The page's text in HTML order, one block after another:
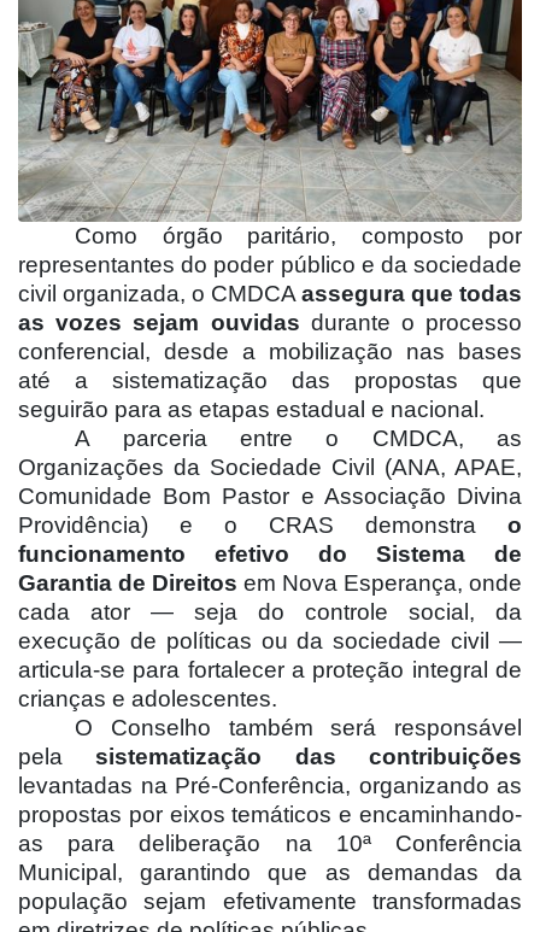
Como órgão paritário, composto por
representantes do poder público e da sociedade
civil organizada, o CMDCA assegura que todas
as vozes sejam ouvidas durante o processo
conferencial, desde a mobilização nas bases
até a sistematização das propostas que
seguirão para as etapas estadual e nacional.
A parceria entre o CMDCA, as
Organizações da Sociedade Civil (ANA, APAE,
Comunidade Bom Pastor e Associação Divina
Providência) e o CRAS demonstra o
funcionamento efetivo do Sistema de
Garantia de Direitos em Nova Esperança, onde
cada ator — seja do controle social, da
execução de políticas ou da sociedade civil —
articula-se para fortalecer a proteção integral de
crianças e adolescentes.
O Conselho também será responsável
pelasistematização das contribuições
levantadas na Pré-Conferência, organizando as
propostas por eixos temáticos e encaminhando-
as para deliberação na 10ª Conferência
Municipal, garantindo que as demandas da
população sejam efetivamente transformadas